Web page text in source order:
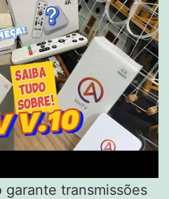
garante transmissões